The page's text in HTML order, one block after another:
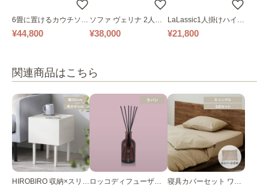
6畳に置けるカウチソフ
ァ｜ベージュ
¥44,800
ソファ ヴェリナ 2人掛
け
¥38,000
LaLassic1人掛けハイバ
ックソファ ワイド
¥21,800
関連商品はこちら
HIROBIRO 収納×スリム
ロッコディフューザー
寝具カバーセット ワッ